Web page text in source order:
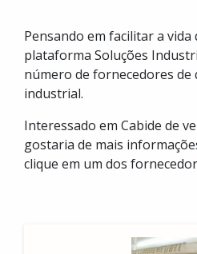
Pensando em facilitar a
plataforma Soluções
número de fornecedores de
industrial.
Interessado em Cabide de
gostaria de mais
clique em um dos